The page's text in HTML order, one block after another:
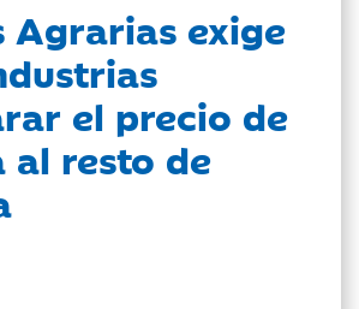
Agrarias exige
el precio de
al resto de